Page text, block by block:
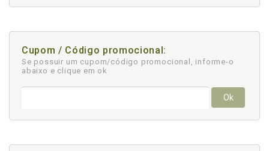
Cupom / Código promocional:
Se possuir um cupom/código promocional, informe-o
abaixo e clique em ok
Ok